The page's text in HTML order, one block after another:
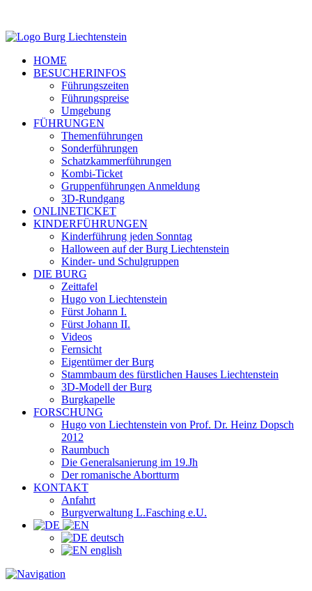
HOME
BESUCHERINFOS
Führungszeiten
Führungspreise
Umgebung
FÜHRUNGEN
Themenführungen
Sonderführungen
Schatzkammerführungen
Kombi-Ticket
Gruppenführungen Anmeldung
3D-Rundgang
ONLINETICKET
KINDERFÜHRUNGEN
Kinderführung jeden Sonntag
Halloween auf der Burg Liechtenstein
Kinder- und Schulgruppen
DIE BURG
Zeittafel
Hugo von Liechtenstein
Fürst Johann I.
Fürst Johann II.
Videos
Fernsicht
Eigentümer der Burg
Stammbaum des fürstlichen Hauses Liechtenstein
3D-Modell der Burg
Burgkapelle
FORSCHUNG
Hugo von Liechtenstein von Prof. Dr. Heinz Dopsch
2012
Raumbuch
Die Generalsanierung im 19.Jh
Der romanische Abortturm
KONTAKT
Anfahrt
Burgverwaltung L.Fasching e.U.
deutsch
english